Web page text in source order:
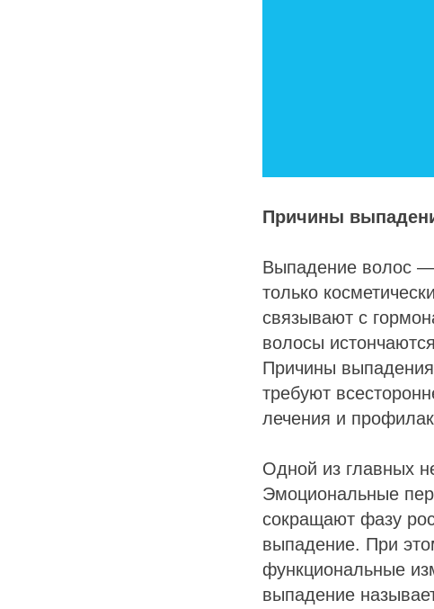
Причины
Выпадение волос —
только
связывают с
волосы
Причины
требуют
лечения и
Одной из главных
Эмоциональные
сокращают фазу
выпадение. При
функциональные
выпадение